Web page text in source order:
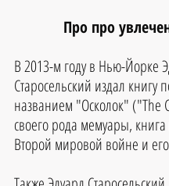
Про про
В 2013-м году в Нью-Йорке
Старосельский издал книгу
названием "Осколок" ("The
своего рода мемуары,
Второй мировой войне и